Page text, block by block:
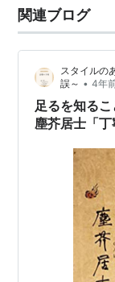
関連ブログ
スタイルの
誤～ • 4年
足るを知る
塵芥居士「